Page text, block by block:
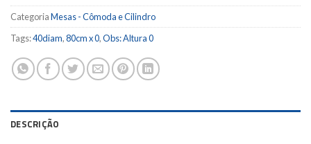
CategoriaMesas - Cômoda e Cilindro
Tags:40diam,80cm x 0,Obs: Altura 0
DESCRIÇÃO